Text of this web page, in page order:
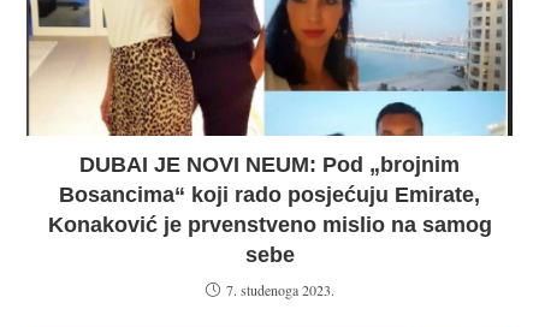
DUBAI JE NOVI NEUM: Pod „brojnim
Bosancima“ koji rado posjećuju Emirate,
Konaković je prvenstveno mislio na samog
sebe
7. studenoga 2023.